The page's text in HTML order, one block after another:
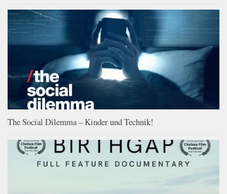
The Social Dilemma – Kinder und Technik!